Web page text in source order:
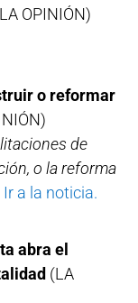
OPINIÓN)
o reformar
de
o la reforma
Ir a la noticia.
abra el
(LA